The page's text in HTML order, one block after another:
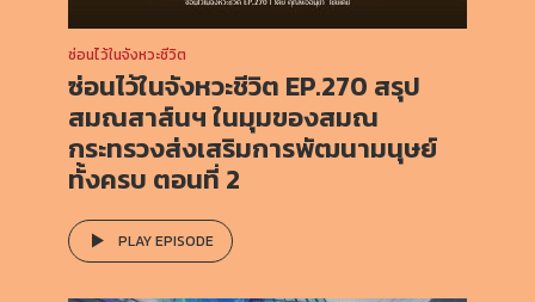
ซ่อนไว้ในจังหวะชีวิต
ซ่อนไว้ในจังหวะชีวิต EP.270 สรุป
สมณสาส์นฯ ในมุมของสมณ
กระทรวงส่งเสริมการพัฒนามนุษย์
ทั้งครบ ตอนที่ 2
PLAY EPISODE